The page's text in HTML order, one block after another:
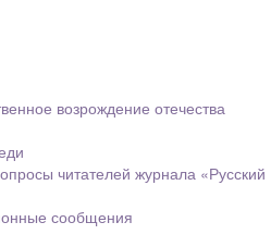
возрождение отечества
читателей журнала «Русский
сообщения